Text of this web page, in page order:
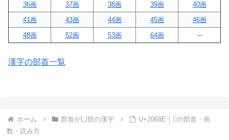
36画
37画 38画 39画
40画
41画
43画 44画 45画
46画
48画
52画 53画 64画 –
漢字の部首一覧
ホーム 部首が凵部の漢字
U+2068E｜𠚎の部首・画
数・読み方